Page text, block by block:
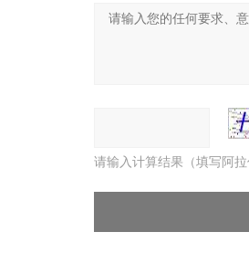
请输入计算结果（填写阿